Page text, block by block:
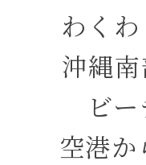
わくわ
沖縄
ビ
空港